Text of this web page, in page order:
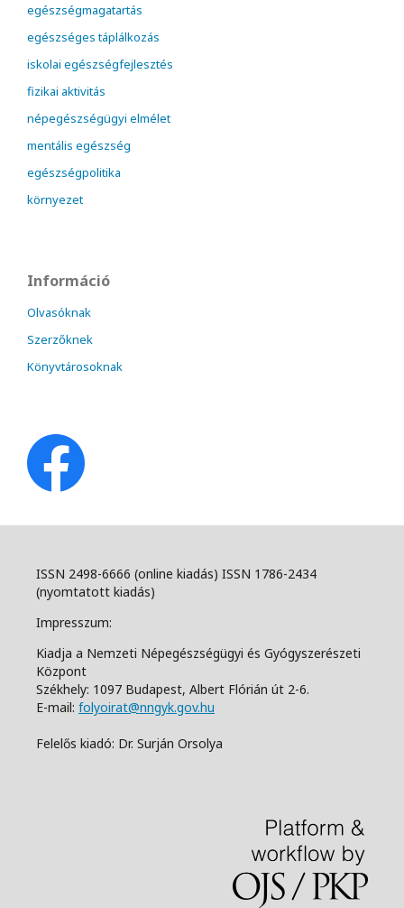
egészségmagatartás
egészséges táplálkozás
iskolai egészségfejlesztés
fizikai aktivitás
népegészségügyi elmélet
mentális egészség
egészségpolitika
környezet
Információ
Olvasóknak
Szerzőknek
Könyvtárosoknak
ISSN 2498-6666 (online kiadás) ISSN 1786-2434
(nyomtatott kiadás)
Impresszum:
Kiadja a Nemzeti Népegészségügyi és Gyógyszerészeti
Központ
Székhely: 1097 Budapest, Albert Flórián út 2-6.
E-mail: folyoirat@nngyk.gov.hu
Felelős kiadó: Dr. Surján Orsolya